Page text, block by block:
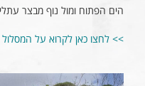
הים הפתוח ומול נוף מבצר
>> לחצו כאן לקרוא על